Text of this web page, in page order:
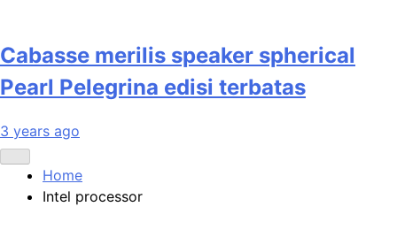
Cabasse merilis speaker spherical
Pearl Pelegrina edisi terbatas
3 years ago
Home
Intel processor